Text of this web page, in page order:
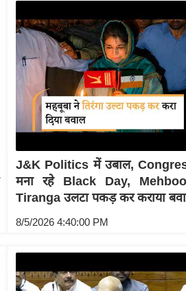
J&K Politics में उबाल,
मना रहे Black Day,
Tiranga उलटा पकड़ कर कराया
8/5/2026 4:40:00 PM